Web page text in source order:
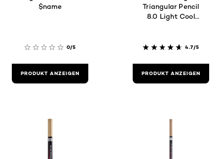
$name
0/5
PRODUKT ANZEIGEN
Triangular Pencil
8.0 Light Cool
4.7/5
PRODUKT ANZEIGEN